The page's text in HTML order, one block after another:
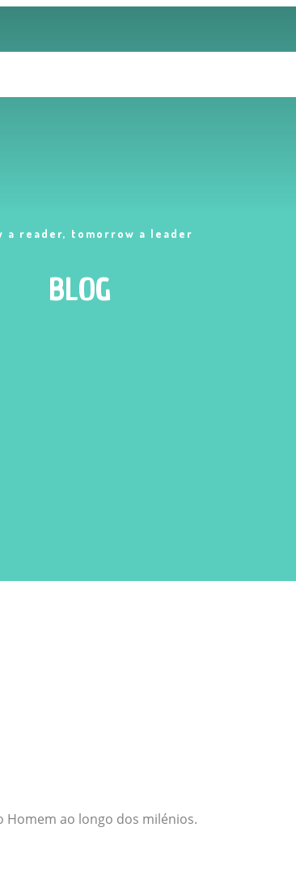
a reader, tomorrow a leader
BLOG
Homem ao longo dos milénios.